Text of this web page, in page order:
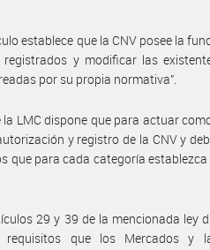
establece que la CNV posee la
y modificar las
por su propia normativa”.
LMC dispone que para actuar
y registro de la CNV y
que para cada categoría
29 y 39 de la mencionada ley
que los Mercados y